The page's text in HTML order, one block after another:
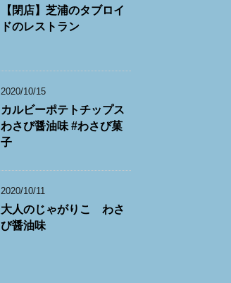
【閉店】芝浦のタブロイ
ドのレストラン
2020/10/15
カルビーポテトチップス
わさび醤油味 #わさび菓
子
2020/10/11
大人のじゃがりこ わさ
び醤油味